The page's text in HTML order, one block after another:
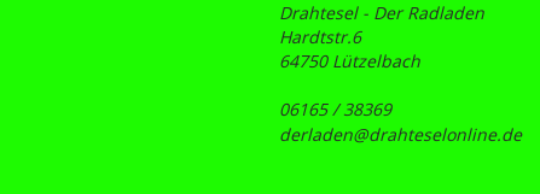
Drahtesel - Der Radladen
Hardtstr.6
64750 Lützelbach
06165 / 38369
derladen@drahteselonline.de